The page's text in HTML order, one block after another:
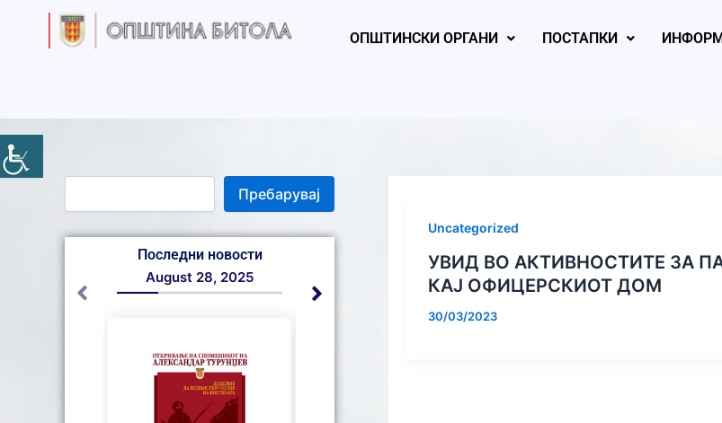
ОПШТИНСКИ ОРГАНИ ПОСТАПКИ
e
a
Пребарувај
Последни новости
August 28, 2025 August 22, 2025 August 22, 2025
Uncategorized
УВИД ВО АКТИВНОСТИТЕ ЗА
КАЈ ОФИЦЕРСКИОТ ДОМ
30/03/2023